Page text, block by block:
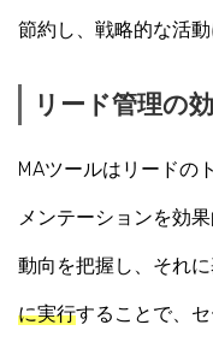
節約し、戦略的な活
リード管理の
MAツールはリードの
メンテーションを効
動向を把握し、それ
に実行することで、